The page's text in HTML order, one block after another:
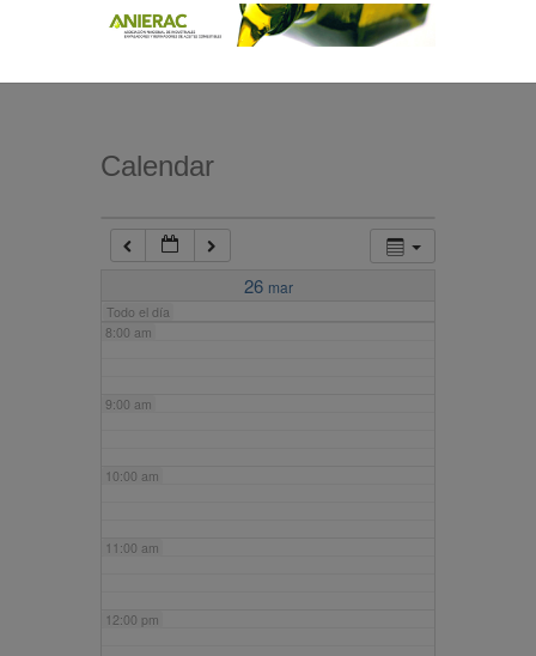
Calendar
26 mar
Todo el día
7:00 am
8:00 am
9:00 am
10:00 am
11:00 am
12:00 pm